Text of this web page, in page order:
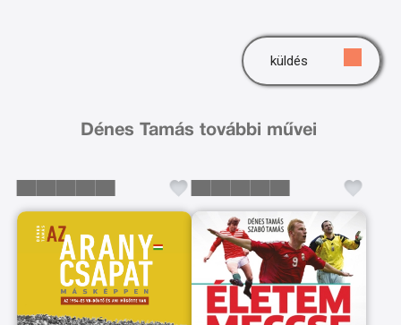
küldés
Dénes Tamás további művei